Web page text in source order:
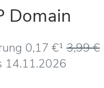
Domain
0,17 €¹ 3,99 €
14.11.2026